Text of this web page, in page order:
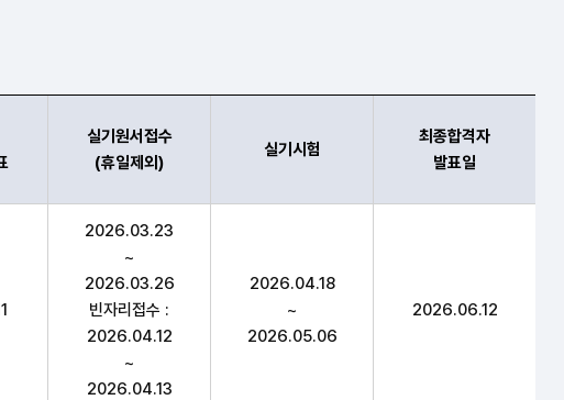
,실기원서접수(휴일제외),실기시험,최종합격자 발표일 항목 순으로
실기원서접수
(휴일제외)
실기시험
최종합격자
발표일
2026.03.23
~
2026.03.26
빈자리접수 :
2026.04.12
~
2026.04.13
2026.04.18
~
2026.05.06
2026.06.12